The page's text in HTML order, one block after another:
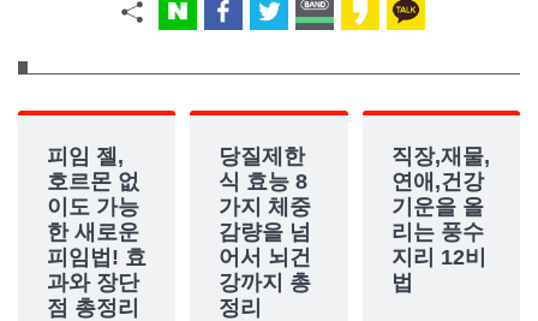
피임 젤,
호르몬 없
이도 가능
한 새로운
피임법! 효
과와 장단
점 총정리
당질제한
식 효능 8
가지 체중
감량을 넘
어서 뇌건
강까지 총
정리
직장,재물,
연애,건강
기운을 올
리는 풍수
지리 12비
법